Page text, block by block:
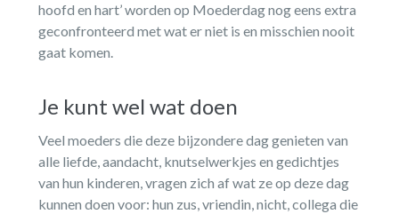
hoofd en hart’ worden op Moederdag nog eens extra
geconfronteerd met wat er niet is en misschien nooit
gaat komen.
Je kunt wel wat doen
Veel moeders die deze bijzondere dag genieten van
alle liefde, aandacht, knutselwerkjes en gedichtjes
van hun kinderen, vragen zich af wat ze op deze dag
kunnen doen voor: hun zus, vriendin, nicht, collega die